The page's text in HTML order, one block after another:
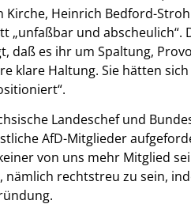
Kirche, Heinrich Bedford-
„unfaßbar und abscheulich“.
daß es ihr um Spaltung,
klare Haltung. Sie hätten
Landeschef und
AfD-Mitglieder
von uns mehr Mitglied
nämlich rechtstreu zu sein,